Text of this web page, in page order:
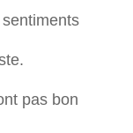
pas bon